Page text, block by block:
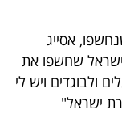
אסייג
433, במשטרת ישראל שחשפו את
ולבוגדים ויש לי
ישראל"